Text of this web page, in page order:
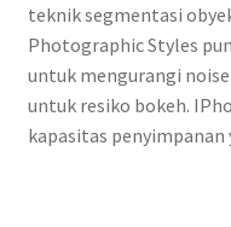
teknik segmentasi
Photographic Styles
untuk mengurangi
untuk resiko bokeh.
kapasitas penyimpanan